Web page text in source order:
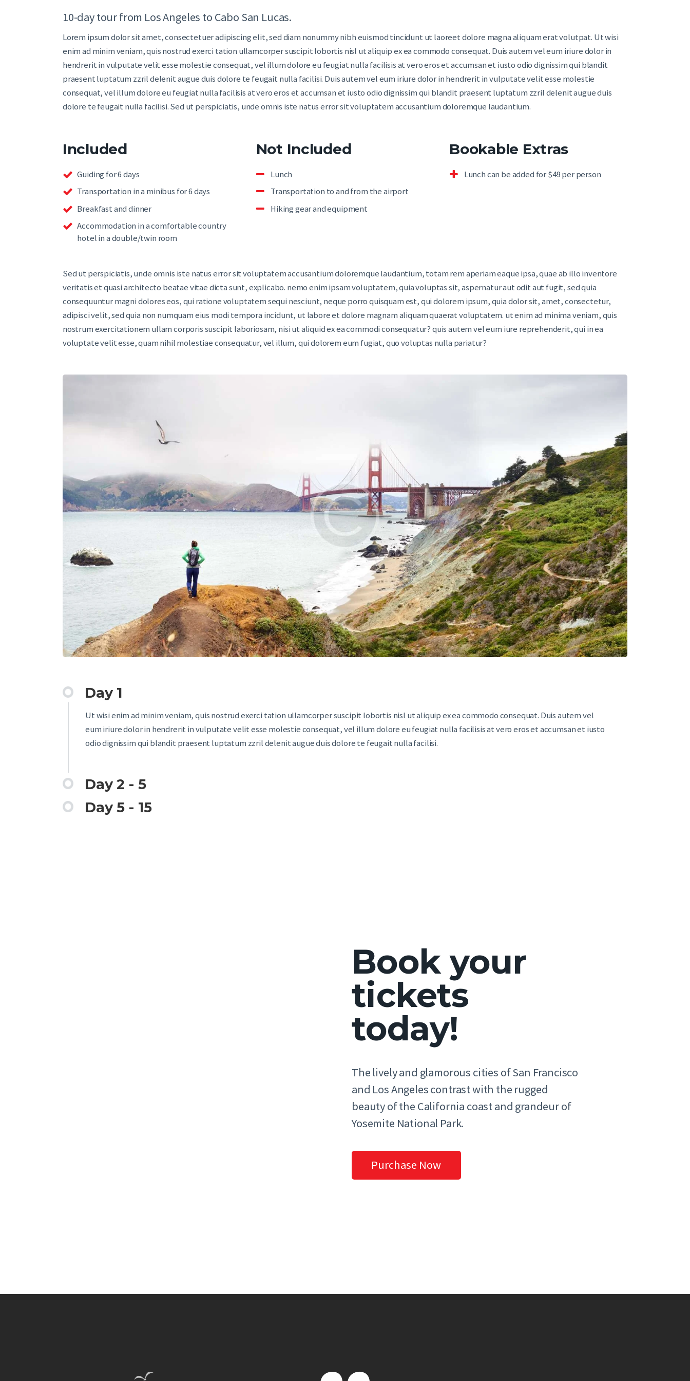
10-day tour from Los Angeles to Cabo San Lucas.
Lorem ipsum dolor sit amet, consectetuer adipiscing elit, sed diam nonummy nibh euismod tincidunt ut laoreet dolore magna aliquam erat volutpat. Ut wisi
enim ad minim veniam, quis nostrud exerci tation ullamcorper suscipit lobortis nisl ut aliquip ex ea commodo consequat. Duis autem vel eum iriure dolor in
hendrerit in vulputate velit esse molestie consequat, vel illum dolore eu feugiat nulla facilisis at vero eros et accumsan et iusto odio dignissim qui blandit
praesent luptatum zzril delenit augue duis dolore te feugait nulla facilisi. Duis autem vel eum iriure dolor in hendrerit in vulputate velit esse molestie
consequat, vel illum dolore eu feugiat nulla facilisis at vero eros et accumsan et iusto odio dignissim qui blandit praesent luptatum zzril delenit augue duis
dolore te feugait nulla facilisi. Sed ut perspiciatis, unde omnis iste natus error sit voluptatem accusantium doloremque laudantium.
Included
Guiding for 6 days
Transportation in a minibus for 6 days
Breakfast and dinner
Accommodation in a comfortable country
hotel in a double/twin room
Not Included
Lunch
Transportation to and from the airport
Hiking gear and equipment
Bookable Extras
Lunch can be added for $49 per person
Sed ut perspiciatis, unde omnis iste natus error sit voluptatem accusantium doloremque laudantium, totam rem aperiam eaque ipsa, quae ab illo inventore
veritatis et quasi architecto beatae vitae dicta sunt, explicabo. nemo enim ipsam voluptatem, quia voluptas sit, aspernatur aut odit aut fugit, sed quia
consequuntur magni dolores eos, qui ratione voluptatem sequi nesciunt, neque porro quisquam est, qui dolorem ipsum, quia dolor sit, amet, consectetur,
adipisci velit, sed quia non numquam eius modi tempora incidunt, ut labore et dolore magnam aliquam quaerat voluptatem. ut enim ad minima veniam, quis
nostrum exercitationem ullam corporis suscipit laboriosam, nisi ut aliquid ex ea commodi consequatur? quis autem vel eum iure reprehenderit, qui in ea
voluptate velit esse, quam nihil molestiae consequatur, vel illum, qui dolorem eum fugiat, quo voluptas nulla pariatur?
Day 1
Ut wisi enim ad minim veniam, quis nostrud exerci tation ullamcorper suscipit lobortis nisl ut aliquip ex ea commodo consequat. Duis autem vel
eum iriure dolor in hendrerit in vulputate velit esse molestie consequat, vel illum dolore eu feugiat nulla facilisis at vero eros et accumsan et iusto
odio dignissim qui blandit praesent luptatum zzril delenit augue duis dolore te feugait nulla facilisi.
Day 2 - 5
Day 5 - 15
Book your
tickets
today!
The lively and glamorous cities of San Francisco
and Los Angeles contrast with the rugged
beauty of the California coast and grandeur of
Yosemite National Park.
Purchase Now